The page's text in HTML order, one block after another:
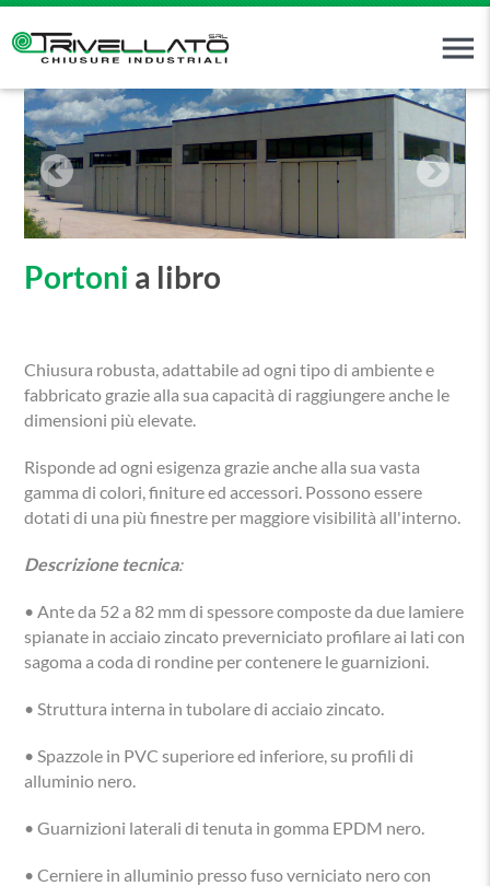
menu
Portoni a libro
Chiusura robusta, adattabile ad ogni tipo di ambiente e
fabbricato grazie alla sua capacità di raggiungere anche le
dimensioni più elevate.
Risponde ad ogni esigenza grazie anche alla sua vasta
gamma di colori, finiture ed accessori. Possono essere
dotati di una più finestre per maggiore visibilità all'interno.
Descrizione tecnica:
• Ante da 52 a 82 mm di spessore composte da due lamiere
spianate in acciaio zincato preverniciato profilare ai lati con
sagoma a coda di rondine per contenere le guarnizioni.
• Struttura interna in tubolare di acciaio zincato.
• Spazzole in PVC superiore ed inferiore, su profili di
alluminio nero.
• Guarnizioni laterali di tenuta in gomma EPDM nero.
• Cerniere in alluminio presso fuso verniciato nero con